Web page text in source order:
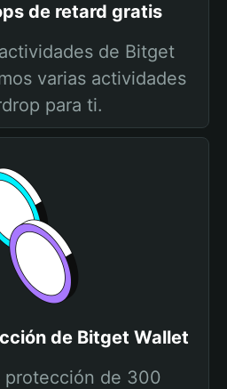
de retard gratis
de Bitget
varias actividades
para ti.
de Bitget Wallet
protección de 300